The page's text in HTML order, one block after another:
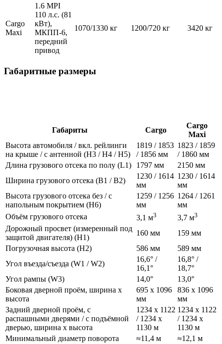
Cargo
Maxi
1.6 MPI
110 л.с. (81
кВт),
МКПП-6,
передний
привод
1070/1330 кг 1200/720 кг 3420 кг
Габаритные размеры
Габариты Cargo
Cargo
Maxi
Высота автомобиля / вкл. рейлинги
на крыше / с антенной (H3 / H4 / H5)
1819 / 1853
/ 1856 мм
1823 / 1859
/ 1860 мм
Длина грузового отсека по полу (L1)
1797 мм
2150 мм
Ширина грузового отсека (B1 / B2)
1230 / 1614
мм
1230 / 1614
мм
Высота грузового отсека без / с
напольным покрытием (H6)
1259 / 1256
мм
1264 / 1261
мм
Объём грузового отсека
3,1 м3 3,7 м3
Дорожный просвет (измеренный под
защитой двигателя) (H1)
160 мм
159 мм
Погрузочная высота (H2)
586 мм
589 мм
Угол въезда/съезда (W1 / W2)
16,6° /
16,1°
16,8° /
18,7°
Угол рампы (W3)
14,0°
13,0°
Боковая дверной проём, ширина x
высота
695 x 1096
мм
836 x 1096
мм
Задний дверной проём, с
распашными дверями / с подъёмной
дверью, ширина x высота
1234 x 1122
/ 1234 x
1130 м
1234 x 1122
/ 1234 x
1130 м
Минимальный диаметр поворота
≈11,4 м
≈12,1 м